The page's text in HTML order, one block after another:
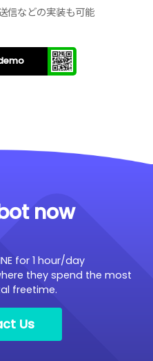
信などの実装も可能
now
for 1 hour/day
they spend the most
freetime.
Us